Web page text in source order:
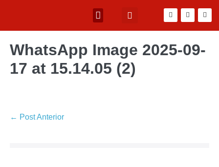
WhatsApp Image 2025-09-
17 at 15.14.05 (2)
← Post Anterior